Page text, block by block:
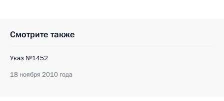
Смотрите также
Указ №1452
18 ноября 2010 года